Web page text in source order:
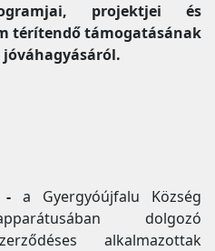
projektjei és
térítendő támogatásának
jóváhagyásáról.
- a Gyergyóújfalu Község
dolgozó
alkalmazottak